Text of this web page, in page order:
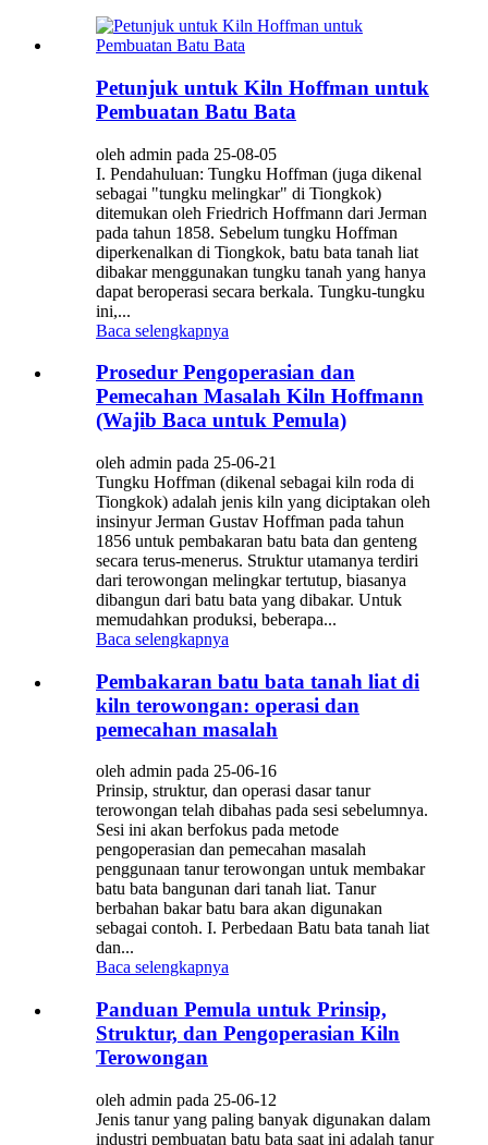
Petunjuk untuk Kiln Hoffman untuk
Pembuatan Batu Bata
oleh admin pada 25-08-05
I. Pendahuluan: Tungku Hoffman (juga dikenal
sebagai "tungku melingkar" di Tiongkok)
ditemukan oleh Friedrich Hoffmann dari Jerman
pada tahun 1858. Sebelum tungku Hoffman
diperkenalkan di Tiongkok, batu bata tanah liat
dibakar menggunakan tungku tanah yang hanya
dapat beroperasi secara berkala. Tungku-tungku
ini,...
Baca selengkapnya
Prosedur Pengoperasian dan
Pemecahan Masalah Kiln Hoffmann
(Wajib Baca untuk Pemula)
oleh admin pada 25-06-21
Tungku Hoffman (dikenal sebagai kiln roda di
Tiongkok) adalah jenis kiln yang diciptakan oleh
insinyur Jerman Gustav Hoffman pada tahun
1856 untuk pembakaran batu bata dan genteng
secara terus-menerus. Struktur utamanya terdiri
dari terowongan melingkar tertutup, biasanya
dibangun dari batu bata yang dibakar. Untuk
memudahkan produksi, beberapa...
Baca selengkapnya
Pembakaran batu bata tanah liat di
kiln terowongan: operasi dan
pemecahan masalah
oleh admin pada 25-06-16
Prinsip, struktur, dan operasi dasar tanur
terowongan telah dibahas pada sesi sebelumnya.
Sesi ini akan berfokus pada metode
pengoperasian dan pemecahan masalah
penggunaan tanur terowongan untuk membakar
batu bata bangunan dari tanah liat. Tanur
berbahan bakar batu bara akan digunakan
sebagai contoh. I. Perbedaan Batu bata tanah liat
dan...
Baca selengkapnya
Panduan Pemula untuk Prinsip,
Struktur, dan Pengoperasian Kiln
Terowongan
oleh admin pada 25-06-12
Jenis tanur yang paling banyak digunakan dalam
industri pembuatan batu bata saat ini adalah tanur